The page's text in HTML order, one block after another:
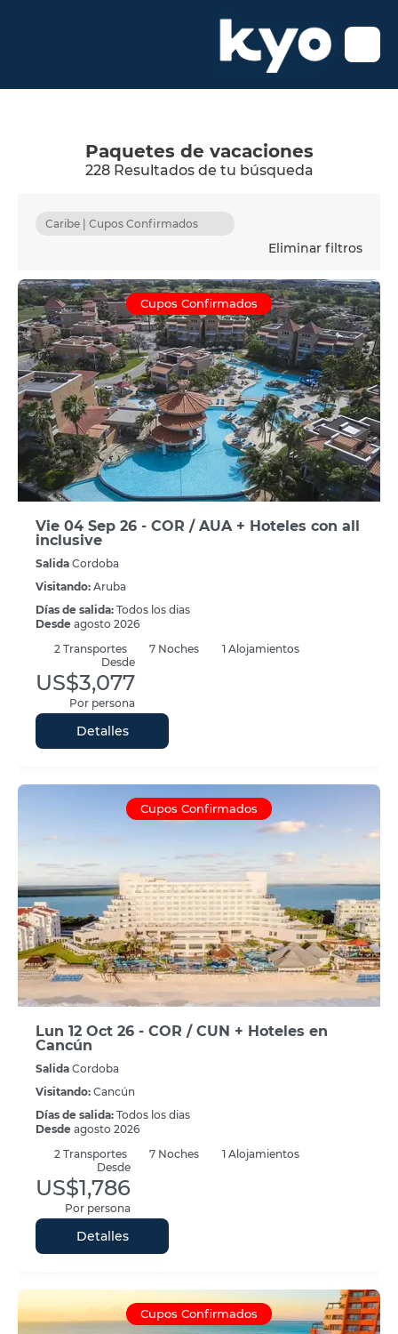
Paquetes de vacaciones
228 Resultados de tu búsqueda
Caribe | Cupos Confirmados
Eliminar filtros
Cupos Confirmados
Vie 04 Sep 26 - COR / AUA + Hoteles con all
inclusive
Salida Cordoba
Visitando: Aruba
Días de salida: Todos los dias
Desde agosto 2026
2 Transportes 7 Noches
1 Alojamientos
Desde
US$3,077
Por persona
Detalles
Cupos Confirmados
Lun 12 Oct 26 - COR / CUN + Hoteles en
Cancún
Salida Cordoba
Visitando: Cancún
Días de salida: Todos los dias
Desde agosto 2026
2 Transportes 7 Noches
1 Alojamientos
Desde
US$1,786
Por persona
Detalles
Cupos Confirmados